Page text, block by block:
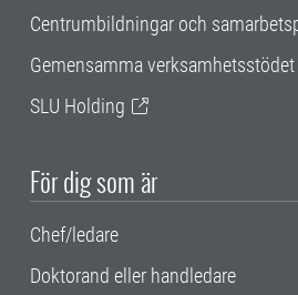
Centrumbildningar och
Gemensamma verksamhetsstödet
SLU Holding
För dig som är
Chef/ledare
Doktorand eller handledare